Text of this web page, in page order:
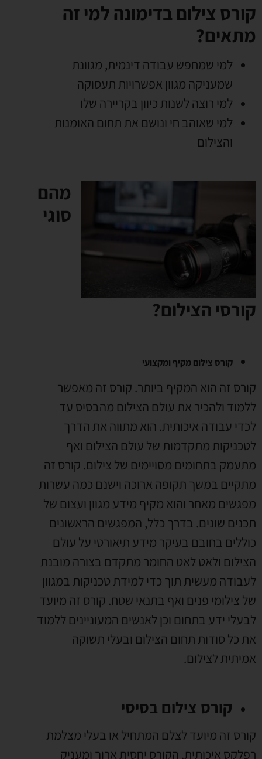
קורס צילום בדימונה למי זה
מתאים?
למי שמחפש עבודה דינמית, מגוונת
שמעניקה מגוון אפשרויות תעסוקה
למי רוצה לשנות כיוון בקריירה שלו
למי שאוהב חי ונושם את תחום האומנות
והצילום
מהם
סוגי
קורסי הצילום?
קורס צילום מקיף ומקצועי
קורס זה הוא המקיף ביותר. קורס זה מאפשר
ללמוד ולהכיר את עולם הצילום מהבסיס עד
לכדי עבודה איכותית. הוא מתווה את הדרך
לטכניקות מתקדמות של עולם הצילום ואף
מתעמק בתחומים מסויימים של צילום. קורס זה
מתקיים במשך תקופה ארוכה וישנם כמה עשרות
מפגשים מאחר והוא מקיף מידע מגוון ועצום של
תכנים שונים. בדרך כלל, המפגשים הראשונים
כוללים בחובם בעיקר מידע תיאורטי על עולם
הצילום ולאט לאט החומר מתקדם בצורה מובנת
לעבודה מעשית תוך כדי למידת טכניקות במגוון
של צילומי פנים ואף בתנאי שטח. קורס זה מיועד
לבעלי ידע בתחום וכן לאנשים המעוניינים ללמוד
את כל סודות תחום הצילום ובעלי תשוקה
אמיתית לצילום.
קורס צילום בסיסי
קורס זה מיועד לצלם המתחיל או בעלי מצלמת
רפלקס איכותית. הקורס יחסית ארוך ומעניק